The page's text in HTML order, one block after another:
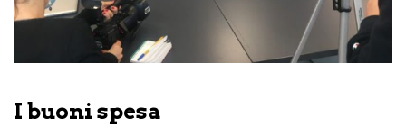
I buoni spesa